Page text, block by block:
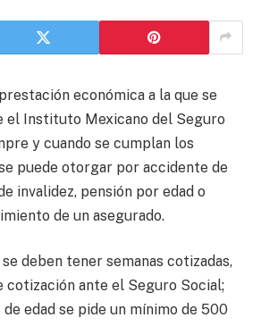
económica a la que se
el Instituto Mexicano del Seguro
y cuando se cumplan los
puede otorgar por accidente de
invalidez, pensión por edad o
de un asegurado.
deben tener semanas cotizadas,
cotización ante el Seguro Social;
edad se pide un mínimo de 500